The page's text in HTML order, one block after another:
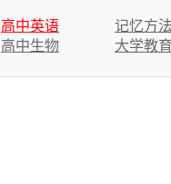
高中英语
高中生物
记忆方法
大学教育